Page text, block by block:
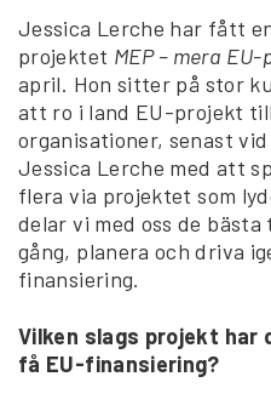
Jessica Lerche har fått
projektet MEP – mera
april. Hon sitter på stor
att ro i land EU-projekt
organisationer, senast
Jessica Lerche med att
flera via projektet som
delar vi med oss de
gång, planera och driva
finansiering.
Vilken slags projekt
få EU-finansiering?